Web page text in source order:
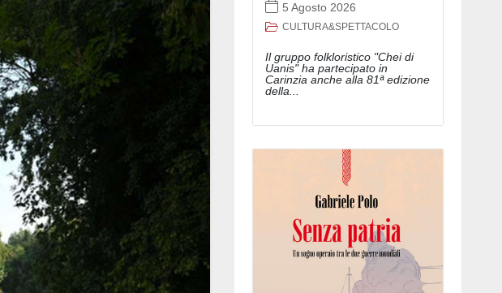
5 Agosto 2026
CULTURA&SPETTACOLO
Il gruppo folkloristico "Chei di
Uanis" ha partecipato in
Carinzia anche alla 81ª edizione
della...